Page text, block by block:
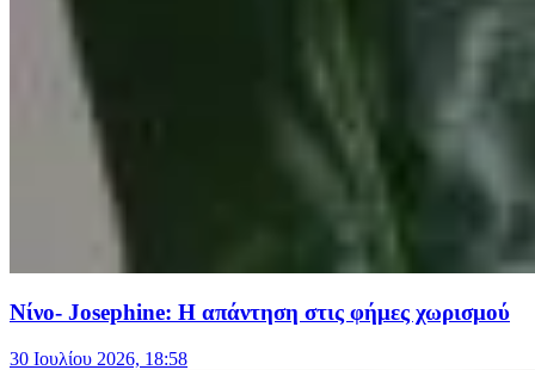
Νίνο- Josephine: Η απάντηση στις φήμες χωρισμού
30 Ιουλίου 2026, 18:58